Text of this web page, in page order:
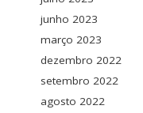
junho 2023
março 2023
dezembro 2022
setembro 2022
agosto 2022